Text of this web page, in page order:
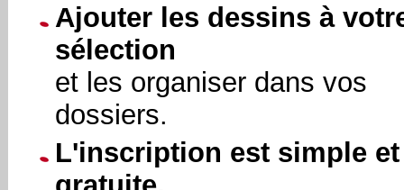
Ajouter les dessins à
sélection
et les organiser dans vos
dossiers.
L'inscription est simple et